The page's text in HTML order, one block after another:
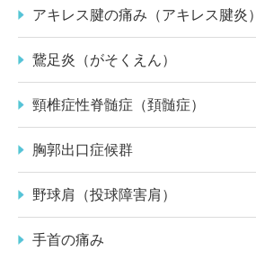
アキレス腱の痛み（アキレス腱炎）
鵞足炎（がそくえん）
頸椎症性脊髄症（頚髄症）
胸郭出口症候群
野球肩（投球障害肩）
手首の痛み